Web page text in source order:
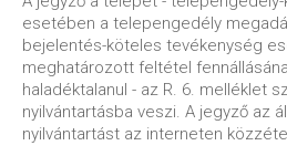
esetében a telepengedély
bejelentés-köteles tevékenység
meghatározott feltétel
haladéktalanul - az R. 6. melléklet
nyilvántartásba veszi. A jegyző az
nyilvántartást az interneten